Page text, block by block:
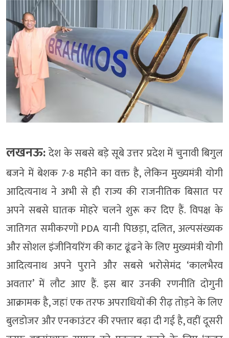
लखनऊ:देश के सबसे बड़े सूबे उत्तर प्रदेश में चुनावी बिगुल
बजने में बेशक 7-8 महीने का वक्त है, लेकिन मुख्यमंत्री योगी
आदित्यनाथ ने अभी से ही राज्य की राजनीतिक बिसात पर
अपने सबसे घातक मोहरे चलने शुरू कर दिए हैं. विपक्ष के
जातिगत समीकरणों PDA यानी पिछड़ा, दलित, अल्पसंख्यक
और सोशल इंजीनियरिंग की काट ढूंढने के लिए मुख्यमंत्री योगी
आदित्यनाथ अपने पुराने और सबसे भरोसेमंद ‘कालभैरव
अवतार’ में लौट आए हैं. इस बार उनकी रणनीति दोगुनी
आक्रामक है, जहां एक तरफ अपराधियों की रीढ़ तोड़ने के लिए
बुलडोजर और एनकाउंटर की रफ्तार बढ़ा दी गई है, वहीं दूसरी